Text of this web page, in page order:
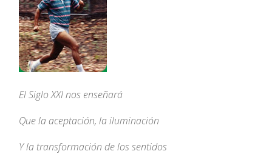
El Siglo XXI nos enseñará
Que la aceptación, la iluminación
Y la transformación de los sentidos